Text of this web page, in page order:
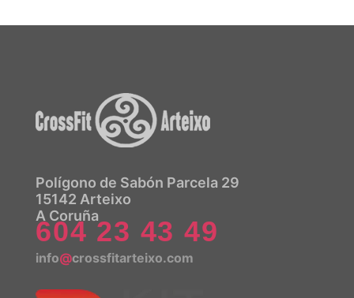
Polígono de Sabón Parcela 29
15142 Arteixo
A Coruña
604 23 43 49
info@crossfitarteixo.com